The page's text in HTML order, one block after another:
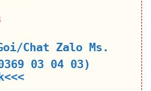
Chat Zalo Ms.
03 04 03)